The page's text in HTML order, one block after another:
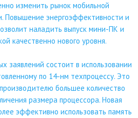
изменить рынок мобильной
Повышение энергоэффективности и
наладить выпуск мини-ПК и
качественно нового уровня.
заявлений состоит в использовании
по 14-нм техпроцессу. Это
большее количество
размера процессора. Новая
эффективно использовать память